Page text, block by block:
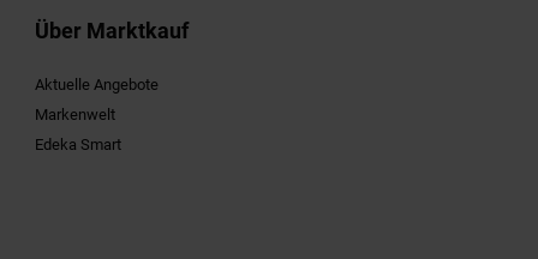
Über Marktkauf
Aktuelle Angebote
Markenwelt
Edeka Smart